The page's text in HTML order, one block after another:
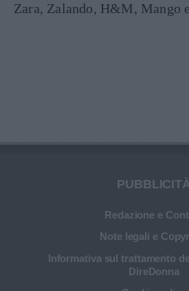
Zara, Zalando, H&M, Mango
Redazione e
Note legali e
Informativa sul trattamento
DireDonna